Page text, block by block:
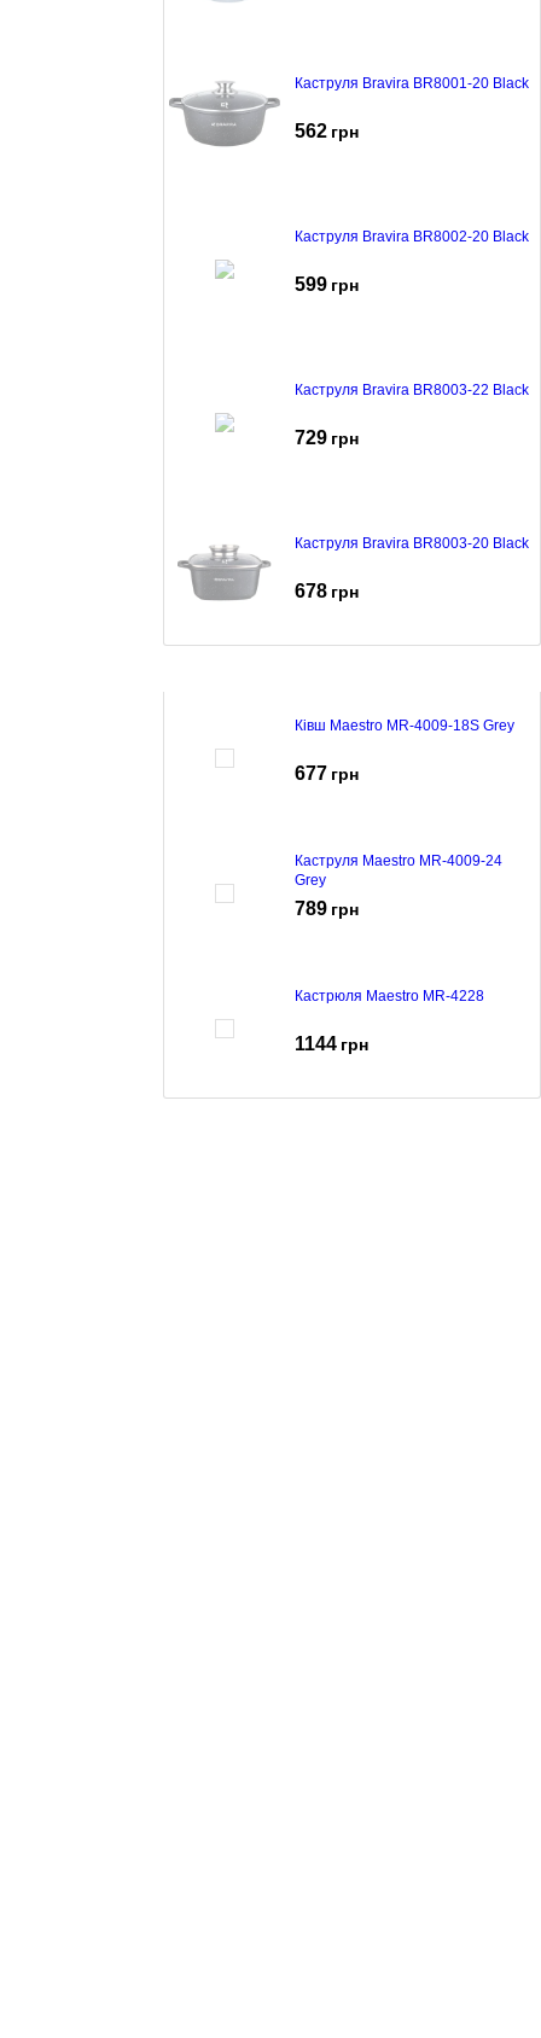
Каструля Bravira BR8001-20 Black
562 грн
Каструля Bravira BR8002-20 Black
599 грн
Каструля Bravira BR8003-22 Black
729 грн
Каструля Bravira BR8003-20 Black
678 грн
Ківш Maestro MR-4009-18S Grey
677 грн
Каструля Maestro MR-4009-24
Grey
789 грн
Кастрюля Maestro MR-4228
1144 грн